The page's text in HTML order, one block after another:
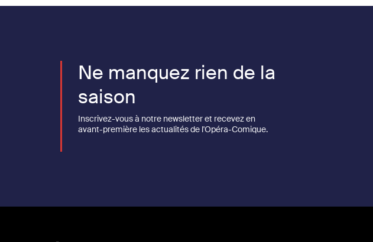
Ne manquez rien de la
saison
Inscrivez-vous à notre newsletter et recevez en
avant-première les actualités de l'Opéra-Comique.